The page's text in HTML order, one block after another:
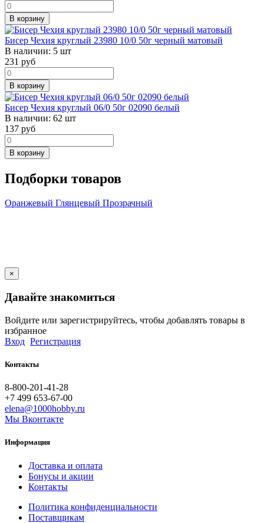
В корзину
Бисер Чехия круглый 23980 10/0 50г черный матовый
В наличии: 5 шт
231 руб
В корзину
Бисер Чехия круглый 06/0 50г 02090 белый
В наличии: 62 шт
137 руб
В корзину
Подборки товаров
Оранжевый Глянцевый Прозрачный
×
Давайте знакомиться
Войдите или зарегистрируйтесь, чтобы добавлять товары в
избранное
Вход Регистрация
Контакты
8-800-201-41-28
+7 499 653-67-00
elena@1000hobby.ru
Мы Вконтакте
Информация
Доставка и оплата
Бонусы и акции
Контакты
Политика конфиденциальности
Поставщикам